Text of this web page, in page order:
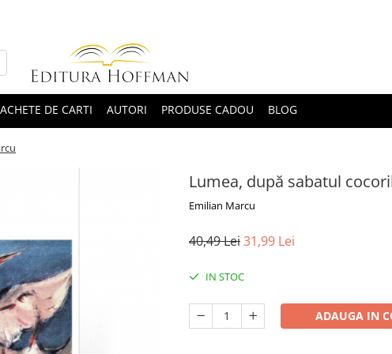
DE CARTI AUTORI PRODUSE CADOU BLOG
Lumea, după sabatul
Emilian Marcu
40,49 Lei31,99 Lei
IN STOC
ADAUGA IN